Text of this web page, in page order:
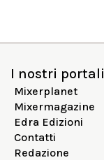
I nostri portali
Mixerplanet
Mixermagazine
Edra Edizioni
Contatti
Redazione